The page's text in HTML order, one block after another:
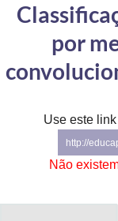
Controladoria-Geral da
Ministério da Mulher, da
Secretaria de Governo
Gabinete de Segurança
por
Use este
http://
Não